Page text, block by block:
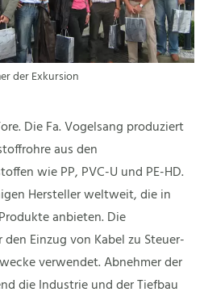
der Exkursion
Die Fa. Vogelsang produziert
aus den
wie PP, PVC-U und PE-HD.
Hersteller weltweit, die in
anbieten. Die
Einzug von Kabel zu Steuer-
verwendet. Abnehmer der
die Industrie und der Tiefbau